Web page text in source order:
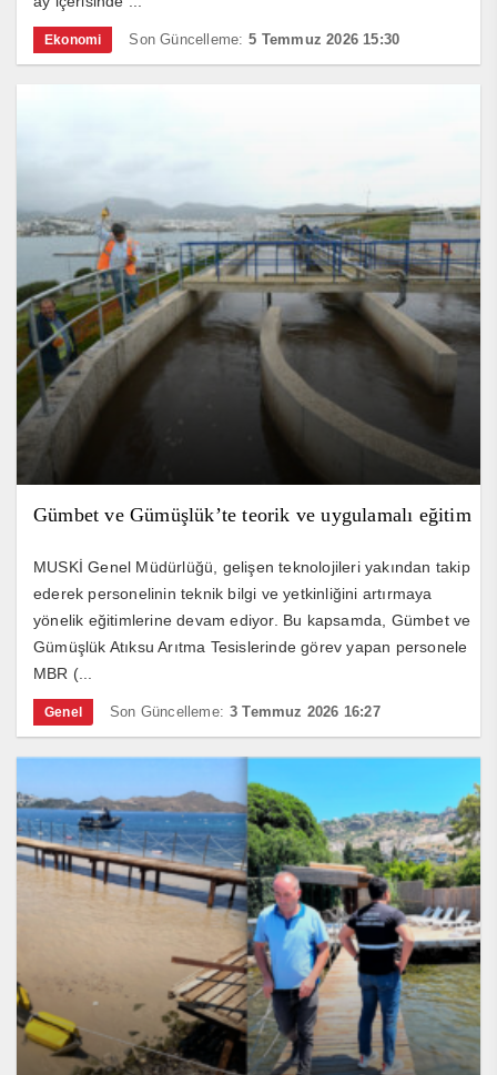
Ekonomi Son Güncelleme: 5 Temmuz 2026 15:30
Gümbet ve Gümüşlük’te teorik ve uygulamalı eğitim
MUSKİ Genel Müdürlüğü, gelişen teknolojileri yakından takip
ederek personelinin teknik bilgi ve yetkinliğini artırmaya
yönelik eğitimlerine devam ediyor. Bu kapsamda, Gümbet ve
Gümüşlük Atıksu Arıtma Tesislerinde görev yapan personele
MBR (...
Genel Son Güncelleme: 3 Temmuz 2026 16:27